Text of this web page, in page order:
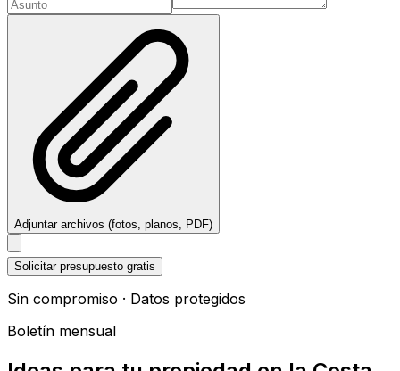
Adjuntar archivos (fotos, planos, PDF)
Solicitar presupuesto gratis
Sin compromiso · Datos protegidos
Boletín mensual